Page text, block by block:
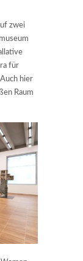
zwei
für
hier
Raum